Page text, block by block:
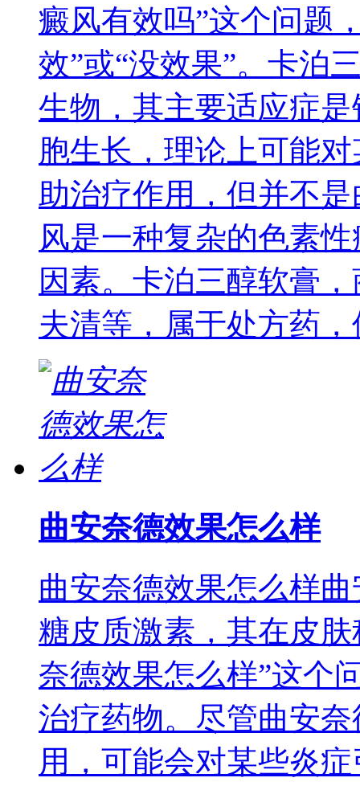
癜风有效吗”这个问题
效”或“没效果”。卡泊
生物，其主要适应症
胞生长，理论上可能
助治疗作用，但并不
风是一种复杂的色素
因素。卡泊三醇软膏
夫清等，属于处方药，
曲安奈德效果怎么样
曲安奈德效果怎么样
糖皮质激素，其在皮
奈德效果怎么样”这个
治疗药物。尽管曲安
用，可能会对某些炎